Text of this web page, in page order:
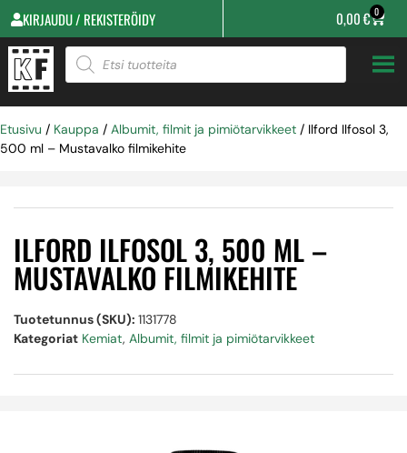
KIRJAUDU / REKISTERÖIDY 0,00€ 0
Etusivu / Kauppa / Albumit, filmit ja pimiötarvikkeet / Ilford Ilfosol 3,
500 ml – Mustavalko filmikehite
ILFORD ILFOSOL 3, 500 ML –
MUSTAVALKO FILMIKEHITE
Tuotetunnus (SKU): 1131778
Kategoriat Kemiat, Albumit, filmit ja pimiötarvikkeet